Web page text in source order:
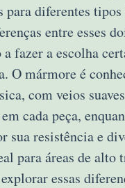
para diferentes
entre esses
fazer a escolha
O mármore é
com veios
cada peça,
sua resistência e
para áreas de alto
essas